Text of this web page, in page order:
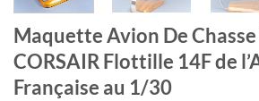
Maquette Avion De
CORSAIR Flottille 14F de
Française au 1/30